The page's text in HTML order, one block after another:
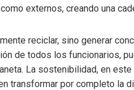
externos, creando una
reciclar, sino generar
de todos los funcionarios,
La sostenibilidad, en
transformar por completo la